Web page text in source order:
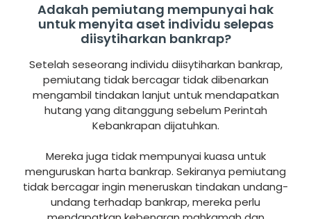
Adakah pemiutang mempunyai hak
untuk menyita aset individu selepas
diisytiharkan bankrap?
Setelah seseorang individu diisytiharkan bankrap,
pemiutang tidak bercagar tidak dibenarkan
mengambil tindakan lanjut untuk mendapatkan
hutang yang ditanggung sebelum Perintah
Kebankrapan dijatuhkan.
Mereka juga tidak mempunyai kuasa untuk
menguruskan harta bankrap. Sekiranya pemiutang
tidak bercagar ingin meneruskan tindakan undang-
undang terhadap bankrap, mereka perlu